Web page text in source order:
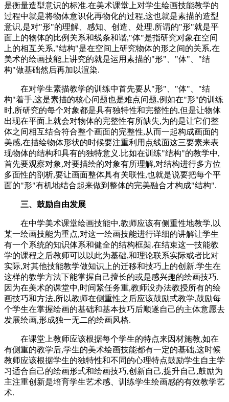
是衡量造型意识的标准.在美术课堂上对学生绘画技能教学的
过程中就是将物体意识化再物化的过程,这也就是素描的造型
意识,是对"形"的理解、感知、创造、处理.所谓的"形"就是平
面上的物体的比例关系和线条和谐,"体"是指研究对象在空间
上的相互关系,"结构"是在空间上研究物体的形之间的关系,在
美术的绘画技能上讲究的就是运用素描的"形"、"体"、"结
构"做基础然后再加以渲染.
在对学生素描教学的训练中首先要从"形"、"体"、"结
构"着手,这是素描的核心问题也是难点问题,例如在"形"的训练
时,所研究的每个对象都是具有独特性和完整性的,但是让物体
出现在平面上就会对物体的完整性有所缺失,为的是让它们整
体之间相互结合符合整个画面的完整性,从而一起构成画面的
美感,在描绘物体形状的时候要注重利用点线面这三要素来表
现物体的结构和具有的独特意义.比如在训练"结构"的教学中,
首先要观察对象,对要描绘的对象有所理解,对结构进行多方位
多面性的剖析,要让画面整体具有关联性,也就是说要把每个平
面的"形"有机地结合起来做到整体的完美融合才构成"结构".
三、鼓励自由发展
在中学美术课堂绘画技能中,教师应该有侧重性地教学,以
某一绘画技能为重点,对这一绘画技能进行详细的讲解让学生
有一个系统的知识体系和健全的结构框架.在结束这一技能教
学的课程之后教师可以以此为基础,和理论联系实际或者比对
实际,对其他技能教学做知识上的迁移和技巧上的创新.学生在
这样的教学方法下能掌握自己擅长的或是感兴趣的绘画技巧.
因为在美术的课堂中,时间紧任务重,教师没办法教授所有的绘
画技巧和方法,所以教师在侧重性之后应该鼓励式教学,鼓励每
个学生在掌握绘画的基础和基本技巧后顺遂自己的主体意愿去
发展绘画,形成独一无二的绘画风格.
在课堂上教师应该根据每个学生的特点来因材施教,如在
有侧重的教学后,学生的美术绘画技能都有一定的基础,这时候
教师应该根据学生的独特性和不同的心理特点鼓励学生自主学
习适合自己的绘画形式和绘画技巧,创新自己,提升自己,鼓励为
主注重创新是培育学生艺术感、训练学生绘画感的有效教学艺
术.